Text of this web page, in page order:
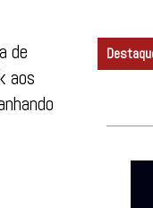
de
aos